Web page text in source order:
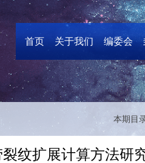
首页 关于我们 编委会
本期目
纹扩展计算方法研